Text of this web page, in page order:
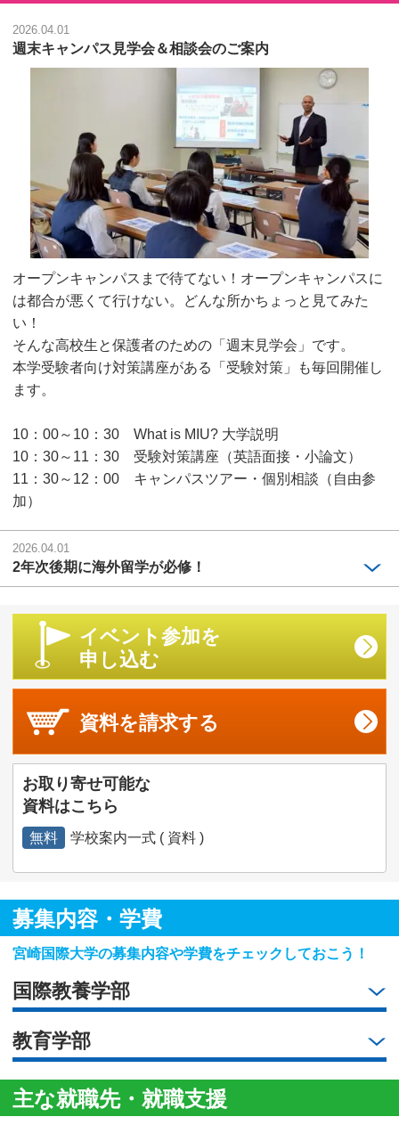
2026.04.01
週末キャンパス見学会＆相談会のご案内
オープンキャンパスまで待てない！オープンキャンパスに
は都合が悪くて行けない。どんな所かちょっと見てみた
い！
そんな高校生と保護者のための「週末見学会」です。
本学受験者向け対策講座がある「受験対策」も毎回開催し
ます。
10：00～10：30 What is MIU? 大学説明
10：30～11：30 受験対策講座（英語面接・小論文）
11：30～12：00 キャンパスツアー・個別相談（自由参
加）
2026.04.01
2年次後期に海外留学が必修！
イベント参加を
申し込む
資料を請求する
お取り寄せ可能な
資料はこちら
無料 学校案内一式 ( 資料 )
募集内容・学費
宮崎国際大学の募集内容や学費をチェックしておこう！
国際教養学部
教育学部
主な就職先・就職支援